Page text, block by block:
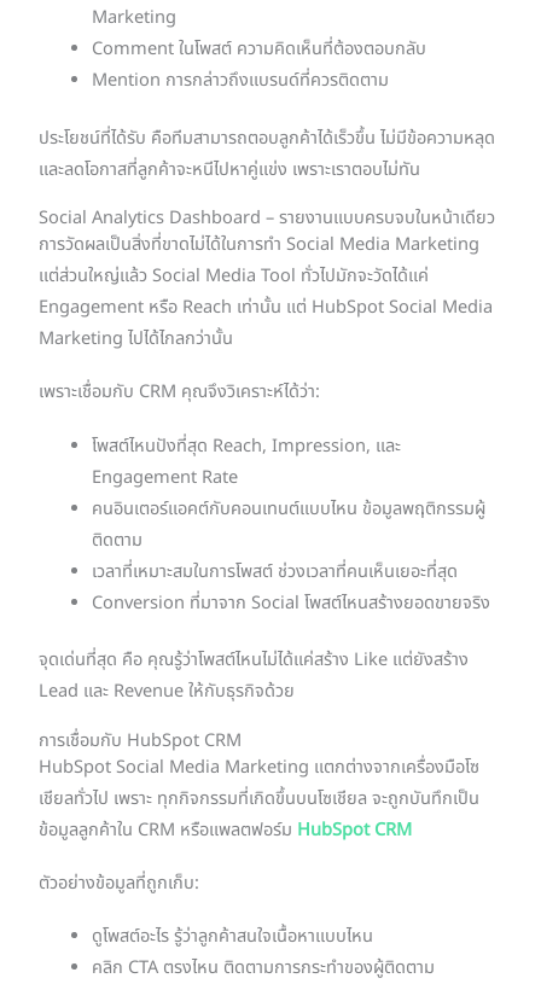
Marketing
Comment ในโพสต์ ความคิดเห็นที่ต้องตอบกลับ
Mention การกล่าวถึงแบรนด์ที่ควรติดตาม
ประโยชน์ที่ได้รับ คือทีมสามารถตอบลูกค้าได้เร็วขึ้น ไม่มีข้อความหลุด
และลดโอกาสที่ลูกค้าจะหนีไปหาคู่แข่ง เพราะเราตอบไม่ทัน
Social Analytics Dashboard – รายงานแบบครบจบในหน้าเดียว
การวัดผลเป็นสิ่งที่ขาดไม่ได้ในการทำ Social Media Marketing
แต่ส่วนใหญ่แล้ว Social Media Tool ทั่วไปมักจะวัดได้แค่
Engagement หรือ Reach เท่านั้น แต่ HubSpot Social Media
Marketing ไปได้ไกลกว่านั้น
เพราะเชื่อมกับ CRM คุณจึงวิเคราะห์ได้ว่า:
โพสต์ไหนปังที่สุด Reach, Impression, และ
Engagement Rate
คนอินเตอร์แอคต์กับคอนเทนต์แบบไหน ข้อมูลพฤติกรรมผู้
ติดตาม
เวลาที่เหมาะสมในการโพสต์ ช่วงเวลาที่คนเห็นเยอะที่สุด
Conversion ที่มาจาก Social โพสต์ไหนสร้างยอดขายจริง
จุดเด่นที่สุด คือ คุณรู้ว่าโพสต์ไหนไม่ได้แค่สร้าง Like แต่ยังสร้าง
Lead และ Revenue ให้กับธุรกิจด้วย
การเชื่อมกับ HubSpot CRM
HubSpot Social Media Marketing แตกต่างจากเครื่องมือโซ
เชียลทั่วไป เพราะ ทุกกิจกรรมที่เกิดขึ้นบนโซเชียล จะถูกบันทึกเป็น
ข้อมูลลูกค้าใน CRM หรือแพลตฟอร์ม HubSpot CRM
ตัวอย่างข้อมูลที่ถูกเก็บ:
ดูโพสต์อะไร รู้ว่าลูกค้าสนใจเนื้อหาแบบไหน
คลิก CTA ตรงไหน ติดตามการกระทำของผู้ติดตาม